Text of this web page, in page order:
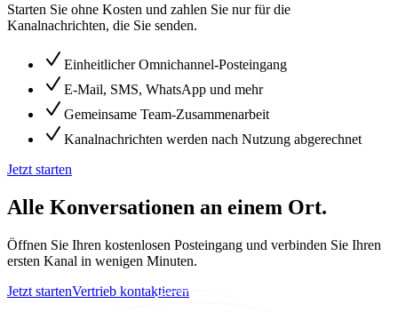
Starten Sie ohne Kosten und zahlen Sie nur für die
Kanalnachrichten, die Sie senden.
Einheitlicher Omnichannel-Posteingang
E-Mail, SMS, WhatsApp und mehr
Gemeinsame Team-Zusammenarbeit
Kanalnachrichten werden nach Nutzung abgerechnet
Jetzt starten
Alle Konversationen an einem Ort.
Öffnen Sie Ihren kostenlosen Posteingang und verbinden Sie Ihren
ersten Kanal in wenigen Minuten.
Jetzt startenVertrieb kontaktieren